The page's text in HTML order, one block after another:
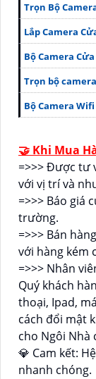
Trọn Bộ
Lắp Camera
Bộ Camera
Trọn bộ
Bộ Camera
🤝 Khi Mua
=>>> Được tư
với vị trí và
=>>> Báo giá
trường.
=>>> Bán
với hàng kém
=>>> Nhân
Quý khách
thoại, Ipad,
cách đổi mật
cho Ngôi Nhà
💎 Cam kết:
nhanh chóng.